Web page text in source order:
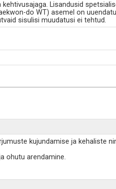
Lisandusid
do WT) asemel on
sisulisi muudatusi ei tehtud.
kujundamise ja kehaliste
ohutu arendamine.